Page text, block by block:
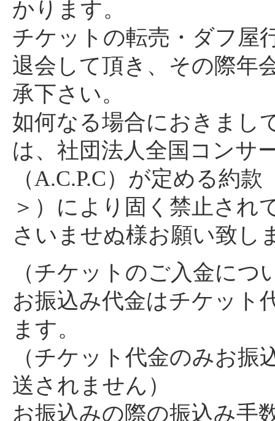
かります。
チケットの転売・ダフ屋
退会して頂き、その際年
承下さい。
如何なる場合におきまし
は、社団法人全国コンサ
（A.C.P.C）が定める約
＞）により固く禁止され
さいませぬ様お願い致し
（チケットのご入金につ
お振込み代金はチケット
ます。
（チケット代金のみお
送されません）
お振込みの際の振込み手